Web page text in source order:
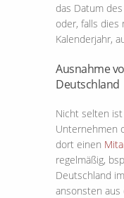
das Datum
oder, falls dies
Kalenderjahr,
Ausnahme
Deutschland
Nicht selten
Unternehmen
dort einen
regelmäßig,
Deutschland
ansonsten